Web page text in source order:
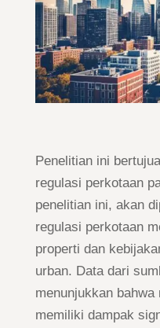
Penelitian ini
regulasi perkotaan
penelitian ini, akan
regulasi perkotaan
properti dan
urban. Data dari
menunjukkan
memiliki dampak